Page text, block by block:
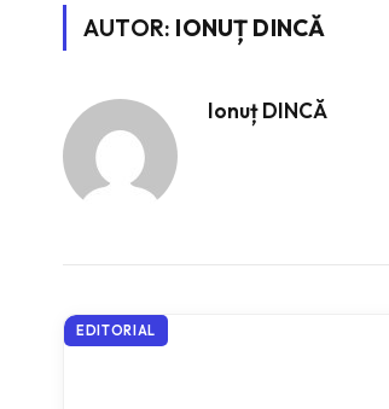
AUTOR: IONUȚ DINCĂ
Ionuț DINCĂ
EDITORIAL